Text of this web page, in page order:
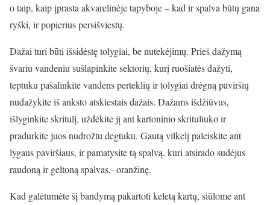
o taip, kaip įprasta akvarelinėje tapyboje – kad ir spalva būtų gana
ryški, ir popierius persišviestų.
Dažai turi būti išsidėstę tolygiai, be nutekėjimų. Prieš dažymą
švariu vandeniu sušlapinkite sektorių, kurį ruošiatės dažyti,
teptuku pašalinkite vandens perteklių ir tolygiai drėgną paviršių
nudažykite iš anksto atskiestais dažais. Dažams išdžiūvus,
išlyginkite skritulį, uždėkite jį ant kartoninio skrituliuko ir
pradurkite juos nudrožtu degtuku. Gautą vilkelį paleiskite ant
lygaus paviršiaus, ir pamatysite tą spalvą, kuri atsirado sudėjus
raudoną ir geltoną spalvas,- oranžinę.
Kad galėtumėte šį bandymą pakartoti keletą kartų, siūlome ant